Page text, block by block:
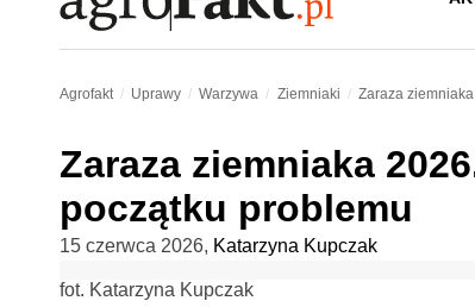
Agrofakt Uprawy Warzywa Ziemniaki Zaraza
Zaraza ziemniaka
początku problemu
15 czerwca 2026, Katarzyna Kupczak
fot. Katarzyna Kupczak